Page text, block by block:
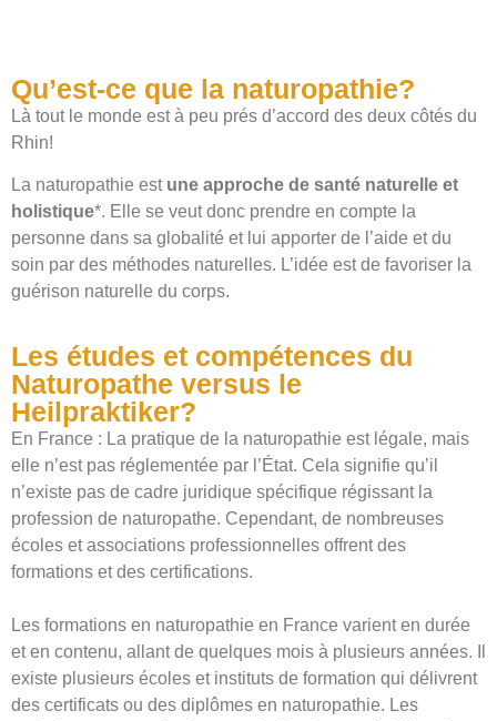
Qu’est-ce que la naturopathie?
Là tout le monde est à peu prés d’accord des deux côtés du
Rhin!
La naturopathie est une approche de santé naturelle et
holistique*. Elle se veut donc prendre en compte la
personne dans sa globalité et lui apporter de l’aide et du
soin par des méthodes naturelles. L’idée est de favoriser la
guérison naturelle du corps.
Les études et compétences du
Naturopathe versus le
Heilpraktiker?
En France : La pratique de la naturopathie est légale, mais
elle n’est pas réglementée par l’État. Cela signifie qu’il
n’existe pas de cadre juridique spécifique régissant la
profession de naturopathe. Cependant, de nombreuses
écoles et associations professionnelles offrent des
formations et des certifications.
Les formations en naturopathie en France varient en durée
et en contenu, allant de quelques mois à plusieurs années. Il
existe plusieurs écoles et instituts de formation qui délivrent
des certificats ou des diplômes en naturopathie. Les